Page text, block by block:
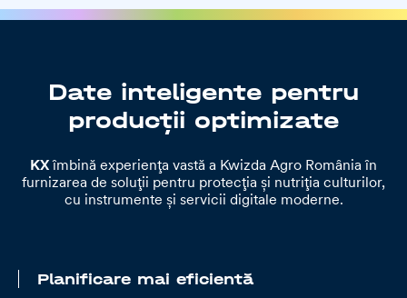
Date inteligente pentru
producții optimizate
KXîmbină experiența vastă a Kwizda Agro România în
furnizarea de soluții pentru protecția și nutriția culturilor,
cu instrumente și servicii digitale moderne.
Planificare mai eficientă